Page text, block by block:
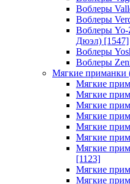
Воблеры
Воблеры
Воблеры
Дюэл) [1547]
Воблеры
Воблеры
Мягкие приманки
Мягкие
Мягкие
Мягкие
Мягкие
Мягкие
Мягкие
Мягкие
[1123]
Мягкие
Мягкие